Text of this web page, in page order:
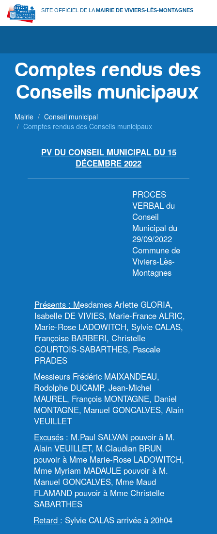
Aller
au
contenu
SITE OFFICIEL DE LAMAIRIE DE VIVIERS-LÉS-MONTAGNES
Comptes rendus des
Conseils municipaux
Mairie
Conseil municipal
Comptes rendus des Conseils municipaux
PV DU CONSEIL MUNICIPAL DU 15
DÉCEMBRE 2022
PROCES
VERBAL du
Conseil
Municipal du
29/09/2022
Commune de
Viviers-Lès-
Montagnes
Présents : Mesdames Arlette GLORIA,
Isabelle DE VIVIES, Marie-France ALRIC,
Marie-Rose LADOWITCH, Sylvie CALAS,
Françoise BARBERI, Christelle
COURTOIS-SABARTHES, Pascale
PRADES
Messieurs Frédéric MAIXANDEAU,
Rodolphe DUCAMP, Jean-Michel
MAUREL, François MONTAGNE, Daniel
MONTAGNE, Manuel GONCALVES, Alain
VEUILLET
Excusés: M.Paul SALVAN pouvoir à M.
Alain VEUILLET, M.Claudian BRUN
pouvoir à Mme Marie-Rose LADOWITCH,
Mme Myriam MADAULE pouvoir à M.
Manuel GONCALVES, Mme Maud
FLAMAND pouvoir à Mme Christelle
SABARTHES
Retard : Sylvie CALAS arrivée à 20h04